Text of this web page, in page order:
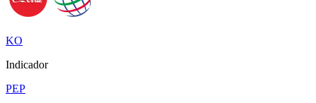
KO
Indicador
PEP